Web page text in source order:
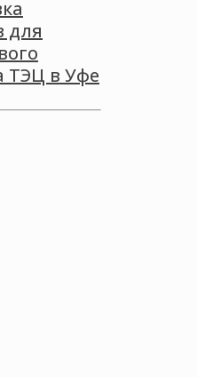
для
ТЭЦ в Уфе